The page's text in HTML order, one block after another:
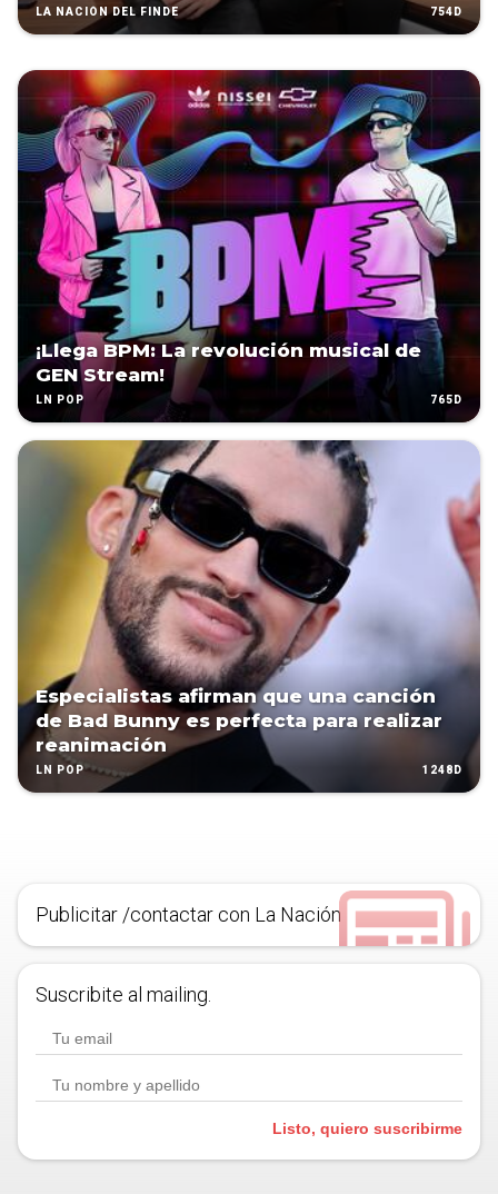
LA NACIÓN DEL FINDE 754D
¡Llega BPM: La revolución musical de
GEN Stream!
LN POP 765D
Especialistas afirman que una canción
de Bad Bunny es perfecta para realizar
reanimación
LN POP 1248D
Publicitar /contactar con La Nación
Suscribite al mailing.
Listo, quiero suscribirme